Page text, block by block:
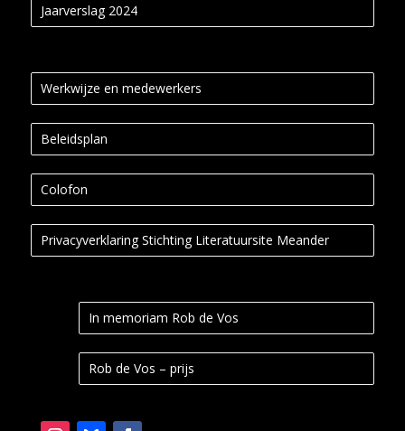
Jaarverslag 2024
Werkwijze en medewerkers
Beleidsplan
Colofon
Privacyverklaring Stichting Literatuursite Meander
In memoriam Rob de Vos
Rob de Vos – prijs